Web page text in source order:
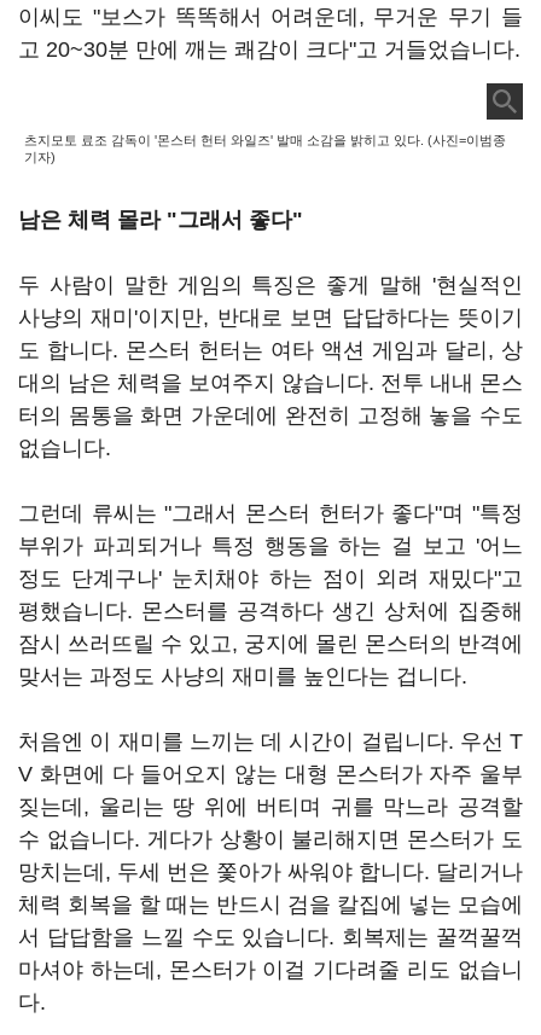
이씨도 "보스가 똑똑해서 어려운데, 무거운 무기 들
고 20~30분 만에 깨는 쾌감이 크다"고 거들었습니다.
츠지모토 료조 감독이 '몬스터 헌터 와일즈' 발매 소감을 밝히고 있다. (사진=이범종
기자)
남은 체력 몰라 "그래서 좋다"
두 사람이 말한 게임의 특징은 좋게 말해 '현실적인
사냥의 재미'이지만, 반대로 보면 답답하다는 뜻이기
도 합니다. 몬스터 헌터는 여타 액션 게임과 달리, 상
대의 남은 체력을 보여주지 않습니다. 전투 내내 몬스
터의 몸통을 화면 가운데에 완전히 고정해 놓을 수도
없습니다.
그런데 류씨는 "그래서 몬스터 헌터가 좋다"며 "특정
부위가 파괴되거나 특정 행동을 하는 걸 보고 '어느
정도 단계구나' 눈치채야 하는 점이 외려 재밌다"고
평했습니다. 몬스터를 공격하다 생긴 상처에 집중해
잠시 쓰러뜨릴 수 있고, 궁지에 몰린 몬스터의 반격에
맞서는 과정도 사냥의 재미를 높인다는 겁니다.
처음엔 이 재미를 느끼는 데 시간이 걸립니다. 우선 T
V 화면에 다 들어오지 않는 대형 몬스터가 자주 울부
짖는데, 울리는 땅 위에 버티며 귀를 막느라 공격할
수 없습니다. 게다가 상황이 불리해지면 몬스터가 도
망치는데, 두세 번은 쫓아가 싸워야 합니다. 달리거나
체력 회복을 할 때는 반드시 검을 칼집에 넣는 모습에
서 답답함을 느낄 수도 있습니다. 회복제는 꿀꺽꿀꺽
마셔야 하는데, 몬스터가 이걸 기다려줄 리도 없습니
다.